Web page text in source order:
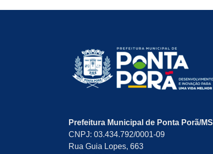
Prefeitura Municipal de Ponta Porã/MS
CNPJ: 03.434.792/0001-09
Rua Guia Lopes, 663